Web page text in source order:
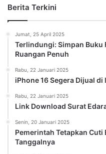
Berita Terkini
Jumat, 25 April 2025
Terlindungi: Simpan Buku
Ruangan Penuh
Rabu, 22 Januari 2025
iPhone 16 Segera Dijual di
Rabu, 22 Januari 2025
Link Download Surat
Senin, 20 Januari 2025
Pemerintah Tetapkan Cuti
Tanggalnya